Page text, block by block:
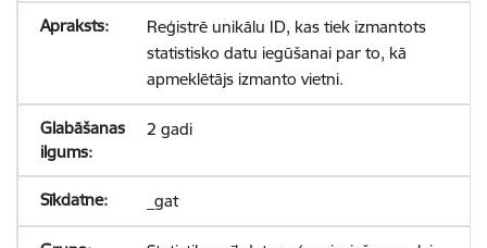
Reģistrē unikālu ID, kas tiek izmantots
statistisko datu iegūšanai par to, kā
apmeklētājs izmanto vietni.
2 gadi
_gat